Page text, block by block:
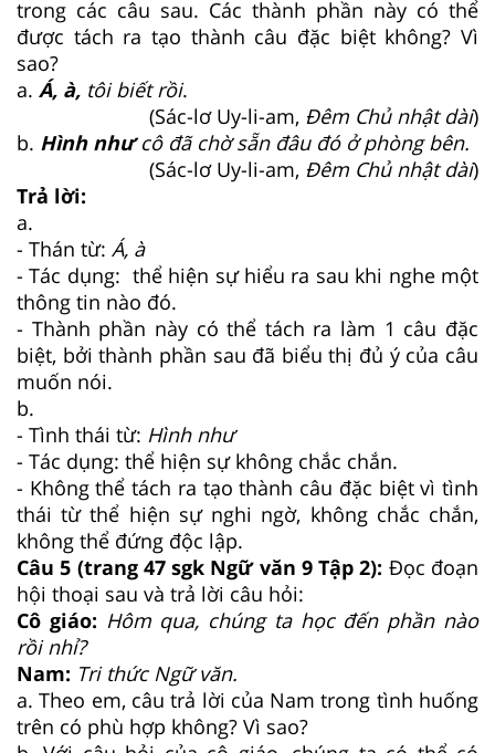
trong các câu sau. Các thành phần này có thể
được tách ra tạo thành câu đặc biệt không? Vì
sao?
a. Á, à, tôi biết rồi.
(Sác-lơ Uy-li-am, Đêm Chủ nhật dài)
b. Hình nhưcô đã chờ sẵn đâu đó ở phòng bên.
(Sác-lơ Uy-li-am, Đêm Chủ nhật dài)
Trả lời:
a.
- Thán từ: Á, à
- Tác dụng: thể hiện sự hiểu ra sau khi nghe một
thông tin nào đó.
- Thành phần này có thể tách ra làm 1 câu đặc
biệt, bởi thành phần sau đã biểu thị đủ ý của câu
muốn nói.
b.
- Tình thái từ: Hình như
- Tác dụng: thể hiện sự không chắc chắn.
- Không thể tách ra tạo thành câu đặc biệt vì tình
thái từ thể hiện sự nghi ngờ, không chắc chắn,
không thể đứng độc lập.
Câu 5 (trang 47 sgk Ngữ văn 9 Tập 2): Đọc đoạn
hội thoại sau và trả lời câu hỏi:
Cô giáo: Hôm qua, chúng ta học đến phần nào
rồi nhỉ?
Nam: Tri thức Ngữ văn.
a. Theo em, câu trả lời của Nam trong tình huống
trên có phù hợp không? Vì sao?